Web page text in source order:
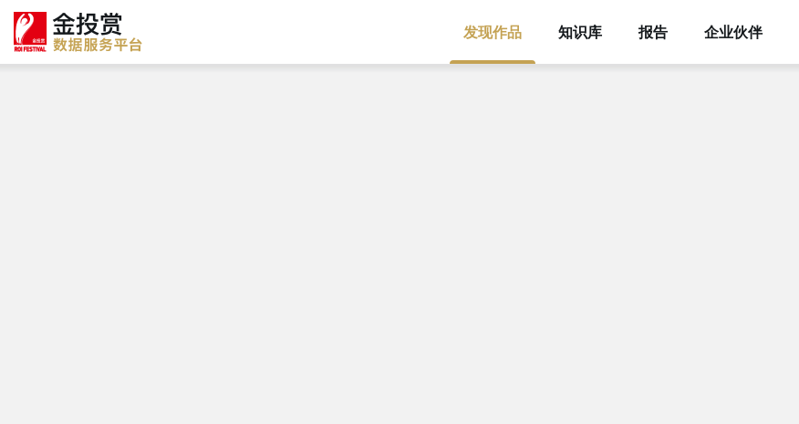
发现作品 知识库 报告 企业伙伴